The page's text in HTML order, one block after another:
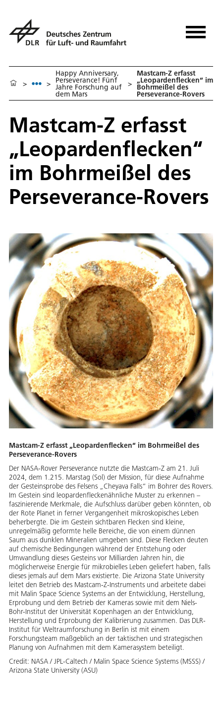
> >
Happy Anniversary,
Perseverance! Fünf
Jahre Forschung auf
dem Mars
>
Mastcam-Z erfasst
„Leopardenflecken“ im
Bohrmeißel des
Perseverance-Rovers
Mastcam-Z erfasst
„Leopardenflecken“
im Bohrmeißel des
Perseverance-Rovers
Mastcam-Z erfasst „Leopardenflecken“ im Bohrmeißel des
Perseverance-Rovers
Der NASA-Rover Perseverance nutzte die Mastcam-Z am 21. Juli
2024, dem 1.215. Marstag (Sol) der Mission, für diese Aufnahme
der Gesteinsprobe des Felsens „Cheyava Falls“ im Bohrer des Rovers.
Im Gestein sind leopardenfleckenähnliche Muster zu erkennen –
faszinierende Merkmale, die Aufschluss darüber geben könnten, ob
der Rote Planet in ferner Vergangenheit mikroskopisches Leben
beherbergte. Die im Gestein sichtbaren Flecken sind kleine,
unregelmäßig geformte helle Bereiche, die von einem dünnen
Saum aus dunklen Mineralien umgeben sind. Diese Flecken deuten
auf chemische Bedingungen während der Entstehung oder
Umwandlung dieses Gesteins vor Milliarden Jahren hin, die
möglicherweise Energie für mikrobielles Leben geliefert haben, falls
dieses jemals auf dem Mars existierte. Die Arizona State University
leitet den Betrieb des Mastcam-Z-Instruments und arbeitete dabei
mit Malin Space Science Systems an der Entwicklung, Herstellung,
Erprobung und dem Betrieb der Kameras sowie mit dem Niels-
Bohr-Institut der Universität Kopenhagen an der Entwicklung,
Herstellung und Erprobung der Kalibrierung zusammen. Das DLR-
Institut für Weltraumforschung in Berlin ist mit einem
Forschungsteam maßgeblich an der taktischen und strategischen
Planung von Aufnahmen mit dem Kamerasystem beteiligt.
Credit: NASA / JPL-Caltech / Malin Space Science Systems (MSSS) /
Arizona State University (ASU)